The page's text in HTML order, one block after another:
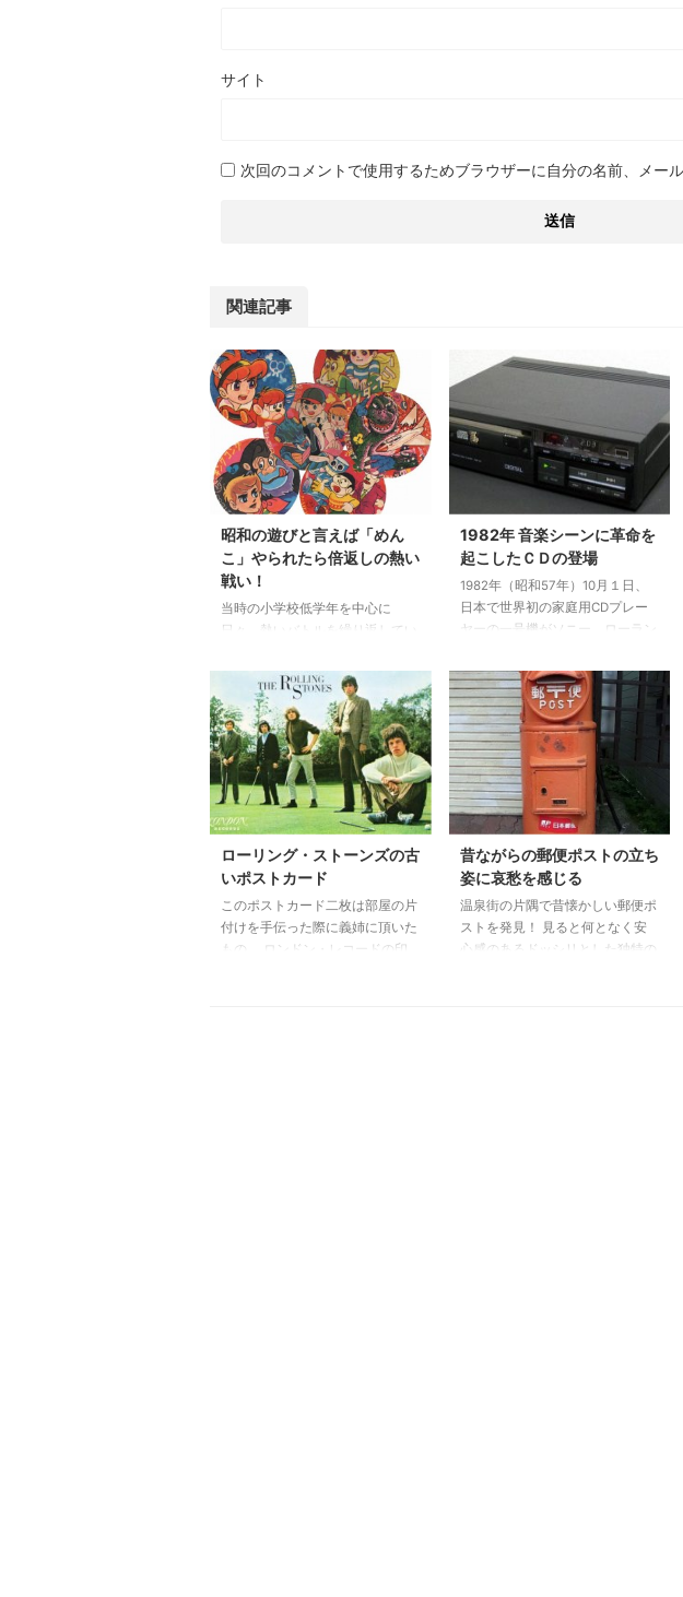
サイト
次回のコメントで使用するためブラウザーに自分の名前、メー
関連記事
昭和の遊びと言えば「めん
こ」やられたら倍返しの熱い
戦い！
当時の小学校低学年を中心に
日々、熱いバトルを繰り返してい
は遊び方が違うらしいが、自分の
地元では相手のめんこをひっくり
返すか場外に弾き飛ばすかで勝敗
が決まっていた。 単純に見える
遊びの中にも欲深い計算や騙し合
いがあり、なかなかあなどれない
知力と体力勝負の遊びだったと記
憶している。 放課後になるとい
つも公園や道端でどこからともな
く人が集まり試合？が開始され
が混ざっていたり、どこからか遠
征に来た猛者たちも参戦してい
1982年 音楽シーンに革命を
起こしたＣＤの登場
1982年（昭和57年）10月１日、
日本で世界初の家庭用CDプレー
ヤーの一号機がソニー、ローラン
されました。 ここからレコード
主体だった全世界の音楽シーンが
デジタル化という大きな動きに流
されていく事になります。 ソニ
ーから発売されたCDP-101は、他
社のプレーヤーより小型（ミニコ
ンポサイズで幅35cm）でとても
人気がありました。 しかし、価
格は168,000円という高額なのに
もかかわらず、リモコンが別売り
だったのは驚きですね。 SONY
CDP-101の発売と同時に、CBS ...
ローリング・ストーンズの古
いポストカード
このポストカード二枚は部屋の片
付けを手伝った際に義姉に頂いた
もの。 ロンドン・レコードの印
昔ながらの郵便ポストの立ち
姿に哀愁を感じる
温泉街の片隅で昔懐かしい郵便ポ
ストを発見！ 見ると何となく安
心感のあるドッシリとした独特の